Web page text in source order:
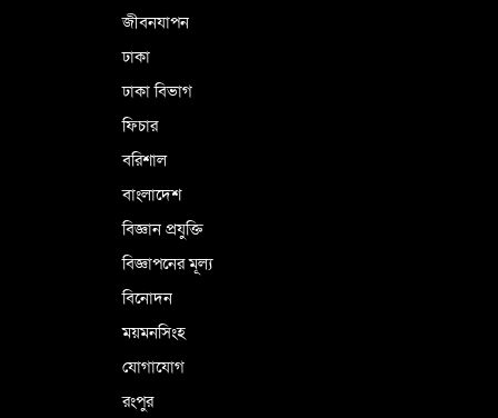
জীবনযাপন
ঢাকা
ঢাকা বিভাগ
ফিচার
বরিশাল
বাংলাদেশ
বিজ্ঞান প্রযুক্তি
বিজ্ঞাপনের মূল্য
বিনোদন
ময়মনসিংহ
যোগাযোগ
রংপুর